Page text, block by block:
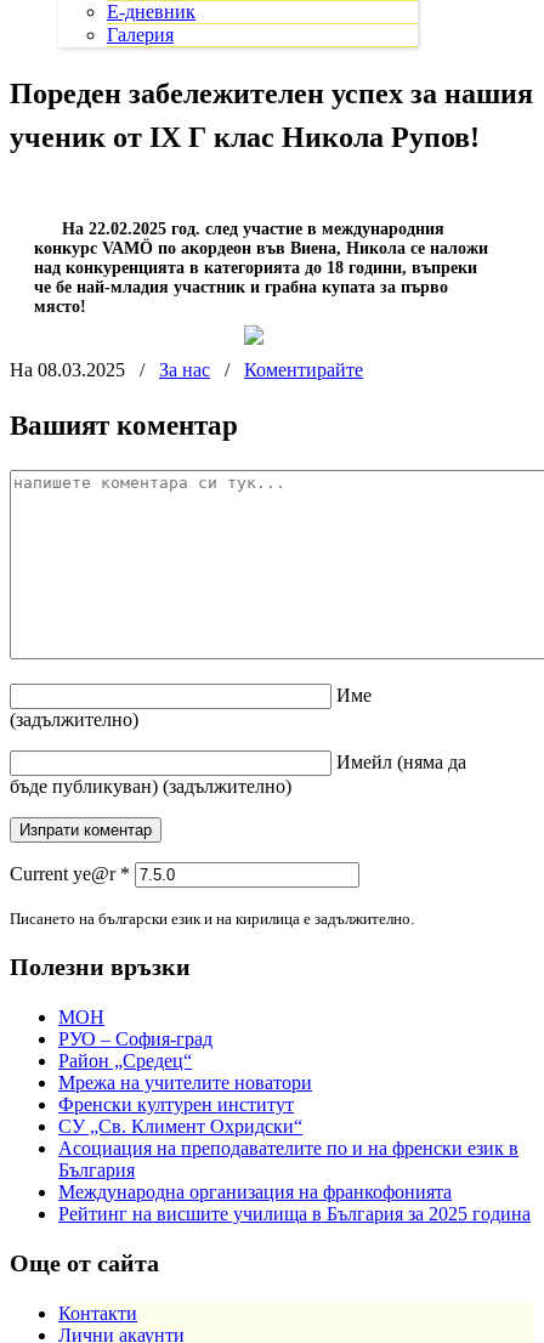
Е-дневник
Галерия
Пореден забележителен успех за нашия
ученик от IX Г клас Никола Рупов!
На 22.02.2025 год. след участие в международния
конкурс VAMÖ по акордеон във Виена, Никола се наложи
над конкуренцията в категорията до 18 години, въпреки
че бе най-младия участник и грабна купата за първо
място!
На 08.03.2025 / За нас / Коментирайте
Вашият коментар
Име
(задължително)
Имейл (няма да
бъде публикуван) (задължително)
Current ye@r *
Писането на български език и на кирилица е задължително.
Полезни връзки
МОН
РУО – София-град
Район „Средец“
Мрежа на учителите новатори
Френски културен институт
СУ „Св. Климент Охридски“
Асоциация на преподавателите по и на френски език в
България
Международна организация на франкофонията
Рейтинг на висшите училища в България за 2025 година
Още от сайта
Контакти
Лични акаунти